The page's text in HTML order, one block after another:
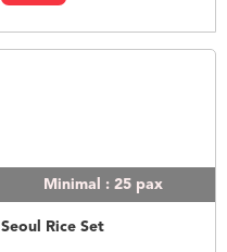
Minimal : 25 pax
Seoul Rice Set